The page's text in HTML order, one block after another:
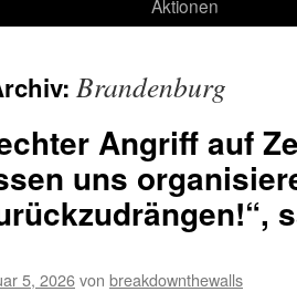
Aktionen
Brandenburg
Angriff auf
uns
5, 2026von breakdownthewalls